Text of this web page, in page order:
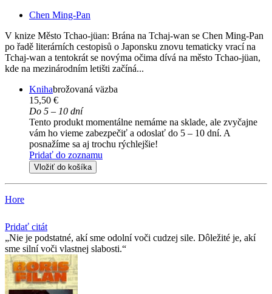
Chen Ming-Pan
V knize Město Tchao-jüan: Brána na Tchaj-wan se Chen Ming-Pan
po řadě literárních cestopisů o Japonsku znovu tematicky vrací na
Tchaj-wan a tentokrát se novýma očima dívá na město Tchao-jüan,
kde na mezinárodním letišti začíná...
Knihabrožovaná väzba
15,50 €
Do 5 – 10 dní
Tento produkt momentálne nemáme na sklade, ale zvyčajne
vám ho vieme zabezpečiť a odoslať do 5 – 10 dní. A
posnažíme sa aj trochu rýchlejšie!
Pridať do zoznamu
Vložiť do košíka
Hore
Pridať citát
Nie je podstatné, akí sme odolní voči cudzej sile. Dôležité je, akí
sme silní voči vlastnej slabosti.